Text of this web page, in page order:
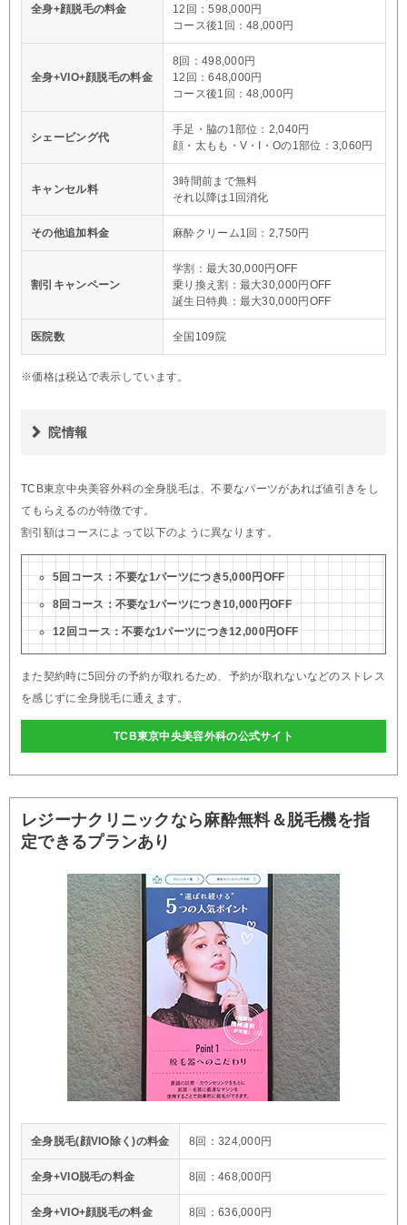
全身+顔脱毛の料金
12回：598,000円
コース後1回：48,000円
全身+VIO+顔脱毛の料金
8回：498,000円
12回：648,000円
コース後1回：48,000円
シェービング代
手足・脇の1部位：2,040円
顔・太もも・V・I・Oの1部位：3,060円
キャンセル料
3時間前まで無料
それ以降は1回消化
その他追加料金 麻酔クリーム1回：2,750円
割引キャンペーン
学割：最大30,000円OFF
乗り換え割：最大30,000円OFF
誕生日特典：最大30,000円OFF
医院数 全国109院
※価格は税込で表示しています。
院情報
TCB東京中央美容外科の全身脱毛は、不要なパーツがあれば値引きをし
てもらえるのが特徴です。
割引額はコースによって以下のように異なります。
5回コース：不要な1パーツにつき5,000円OFF
8回コース：不要な1パーツにつき10,000円OFF
12回コース：不要な1パーツにつき12,000円OFF
また契約時に5回分の予約が取れるため、予約が取れないなどのストレス
を感じずに全身脱毛に通えます。
TCB東京中央美容外科の公式サイト
レジーナクリニックなら麻酔無料＆脱毛機を指
定できるプランあり
全身脱毛(顔VIO除く)の料金 8回：324,000円
全身+VIO脱毛の料金 8回：468,000円
全身+VIO+顔脱毛の料金 8回：636,000円